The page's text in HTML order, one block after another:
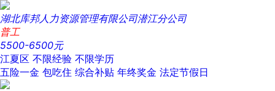
湖北库邦人力资源管理有限公司潜江分公司
普工
5500-6500元
江夏区 不限经验 不限学历
五险一金 包吃住 综合补贴 年终奖金 法定节假日